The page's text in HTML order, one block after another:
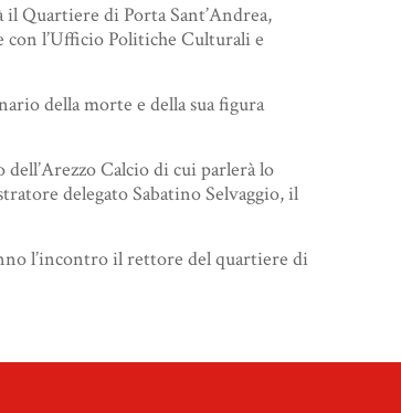
il Quartiere di Porta Sant’Andrea,
con l’Ufficio Politiche Culturali e
della morte e della sua figura
Calcio di cui parlerà lo
delegato Sabatino Selvaggio, il
l’incontro il rettore del quartiere di